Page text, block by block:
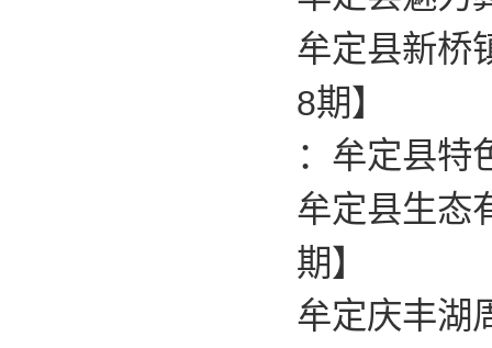
牟定县新桥
8期】
：牟定县特
牟定县生态
期】
牟定庆丰湖